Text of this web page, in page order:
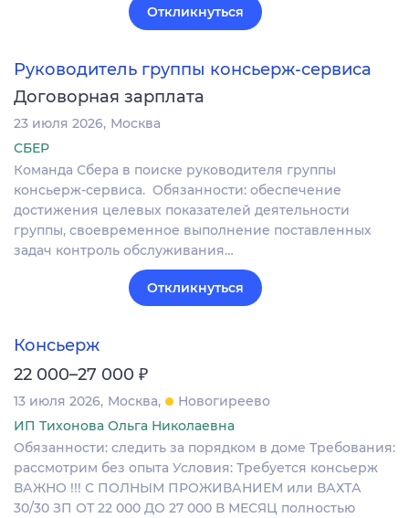
Откликнуться
Руководитель группы консьерж-сервиса
Договорная зарплата
23 июля 2026 Москва
СБЕР
Команда Сбера в поиске руководителя группы
консьерж-сервиса. Обязанности: обеспечение
достижения целевых показателей деятельности
группы, своевременное выполнение поставленных
задач контроль обслуживания…
Откликнуться
Консьерж
22 000–27 000 ₽
13 июля 2026 Москва
Новогиреево
ИП Тихонова Ольга Николаевна
Обязанности: следить за порядком в доме Требования:
рассмотрим без опыта Условия: Требуется консьерж
ВАЖНО !!! С ПОЛНЫМ ПРОЖИВАНИЕМ или ВАХТА
30/30 ЗП ОТ 22 000 ДО 27 000 В МЕСЯЦ полностью